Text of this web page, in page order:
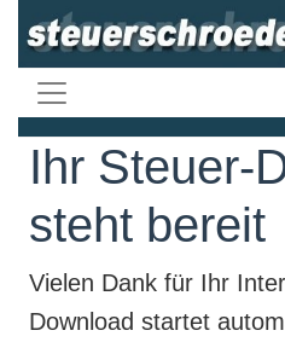
Ihr Steuer-
steht bereit
Vielen Dank für Ihr
Download startet